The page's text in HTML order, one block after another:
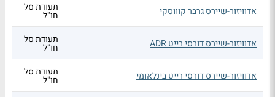
אדוויזור-שיירס גרבר קוווסקי תעודת סל
חו"ל
אדוויזור-שיירס דורסי רייט ADR תעודת סל
חו"ל
אדוויזור-שיירס דורסי רייט בינלאומי תעודת סל
חו"ל